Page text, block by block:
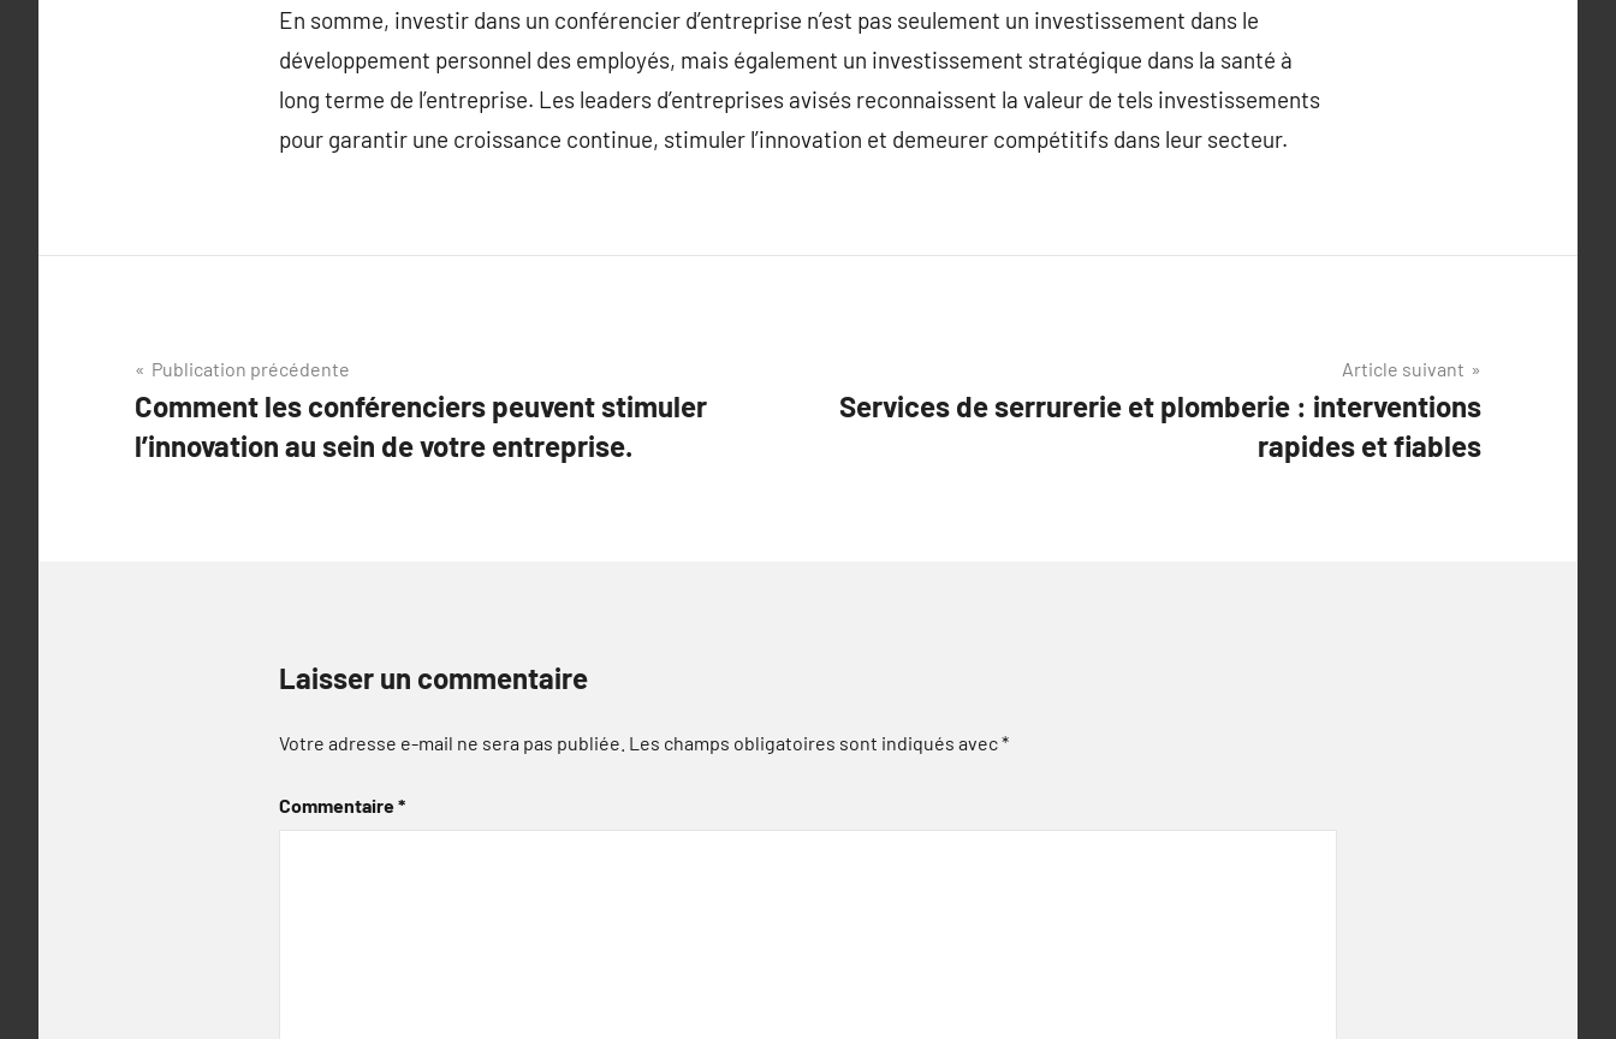
En somme, investir dans un conférencier d’entreprise n’est pas seulement un investissement dans le
développement personnel des employés, mais également un investissement stratégique dans la santé à
long terme de l’entreprise. Les leaders d’entreprises avisés reconnaissent la valeur de tels investissements
pour garantir une croissance continue, stimuler l’innovation et demeurer compétitifs dans leur secteur.
Navigation
de
l’article
Publication précédente
Comment les conférenciers peuvent stimuler
l’innovation au sein de votre entreprise.
Article suivant
Services de serrurerie et plomberie : interventions
rapides et fiables
Laisser un commentaire
Votre adresse e-mail ne sera pas publiée. Les champs obligatoires sont indiqués avec*
Commentaire*